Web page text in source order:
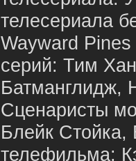
телесериала
Wayward
серий: Тим
Батманглидж,
Сценаристы
Блейк
телефильма: